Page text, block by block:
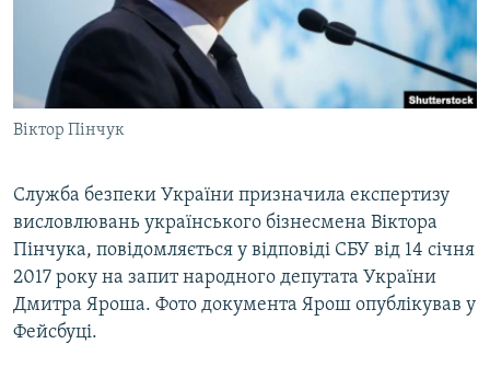
ВІДЕОУРОКИ «ELIFBE»
СВІДЧЕННЯ ОКУПАЦІЇ
УКРАЇНСЬКА ПРОБЛЕМА КРИМУ
ІНФОГРАФІКА
Русский
Qırımtatar
ДОЛУЧАЙСЯ!
Усі сайти RFE/RL
Віктор Пінчук
Служба безпеки України призначила експертизу
висловлювань українського бізнесмена Віктора
Пінчука, повідомляється у відповіді СБУ від 14 січня
2017 року на запит народного депутата України
Дмитра Яроша. Фото документа Ярош опублікував у
Фейсбуці.